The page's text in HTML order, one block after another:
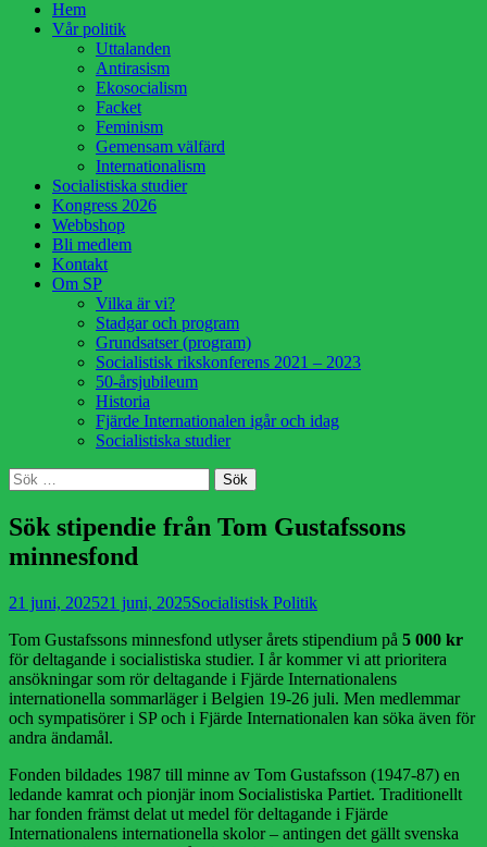
HoppaHem
Vår politik
Uttalanden
Antirasism
Ekosocialism
Facket
Feminism
Gemensam välfärd
Internationalism
Socialistiska studier
Kongress 2026
Webbshop
Bli medlem
Kontakt
Om SP
Vilka är vi?
Stadgar och program
Grundsatser (program)
Socialistisk rikskonferens 2021 – 2023
50-årsjubileum
Historia
Fjärde Internationalen igår och idag
Socialistiska studier
Sök
Sök
efter:
Sök stipendie från Tom Gustafssons
minnesfond
Publicerad
21 juni, 202521 juni, 2025Författare
Socialistisk Politik
Tom Gustafssons minnesfond utlyser årets stipendium på 5 000 kr
för deltagande i socialistiska studier. I år kommer vi att prioritera
ansökningar som rör deltagande i Fjärde Internationalens
internationella sommarläger i Belgien 19-26 juli. Men medlemmar
och sympatisörer i SP och i Fjärde Internationalen kan söka även för
andra ändamål.
Fonden bildades 1987 till minne av Tom Gustafsson (1947-87) en
ledande kamrat och pionjär inom Socialistiska Partiet. Traditionellt
har fonden främst delat ut medel för deltagande i Fjärde
Internationalens internationella skolor – antingen det gällt svenska